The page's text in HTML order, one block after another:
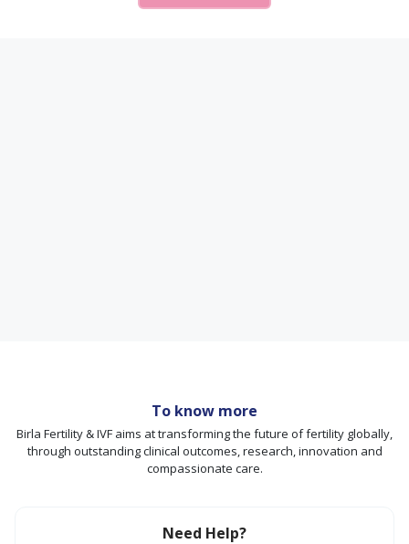
To know more
Birla Fertility & IVF aims at transforming the future of fertility globally,
through outstanding clinical outcomes, research, innovation and
compassionate care.
Need Help?